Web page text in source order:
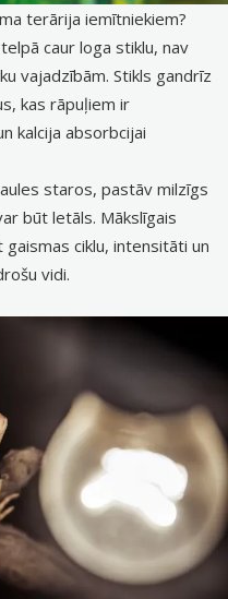
terārija iemītniekiem?
caur loga stiklu, nav
vajadzībām. Stikls gandrīz
kas rāpuļiem ir
kalcija absorbcijai
staros, pastāv milzīgs
būt letāls. Mākslīgais
ciklu, intensitāti un
vidi.